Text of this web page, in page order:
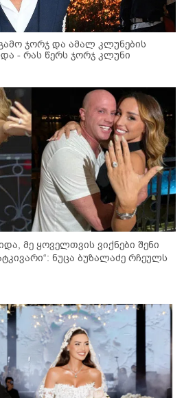
ჯორჯ და ამალ კლუნების
- რას წერს ჯორჯ კლუნი
მე ყოველთვის ვიქნები შენი
ნუცა ბუზალაძე რჩეულს